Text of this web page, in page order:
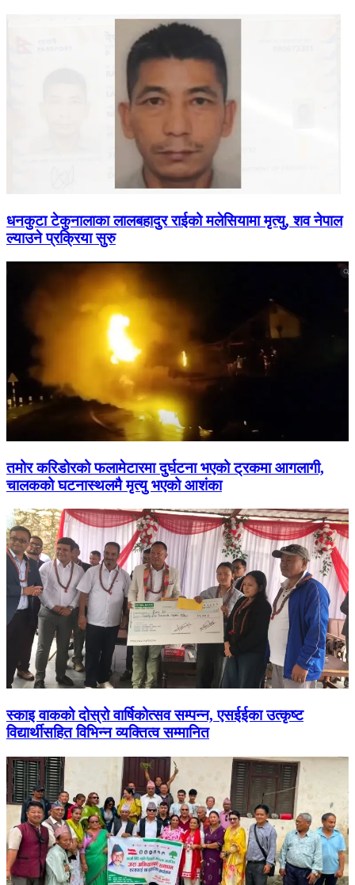
धनकुटा टेकुनालाका लालबहादुर राईको मलेसियामा मृत्यु, शव नेपाल
ल्याउने प्रक्रिया सुरु
तमोर करिडोरको फलामेटारमा दुर्घटना भएको ट्रकमा आगलागी,
चालकको घटनास्थलमै मृत्यु भएको आशंका
स्काइ वाकको दोस्रो वार्षिकोत्सव सम्पन्न, एसईईका उत्कृष्ट
विद्यार्थीसहित विभिन्न व्यक्तित्व सम्मानित